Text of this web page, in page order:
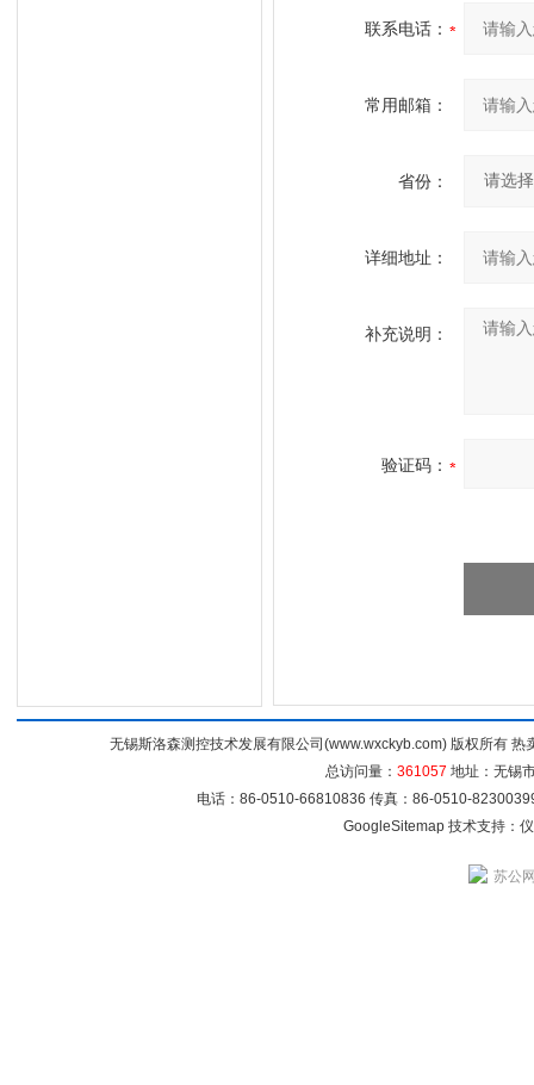
联系电话：
常用邮箱：
省份：
详细地址：
补充说明：
验证码：
无锡斯洛森测控技术发展有限公司(www.wxckyb.com) 版权所有
总访问量： 361057 地址：无锡
电话：86-0510-66810836 传真：86-0510-
GoogleSitemap技术支持：
苏公